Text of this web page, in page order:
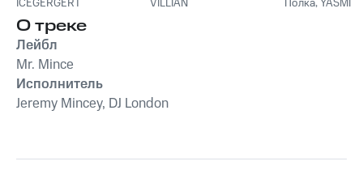
О треке
Лейбл
Mr. Mince
Исполнитель
Jeremy Mincey, DJ London